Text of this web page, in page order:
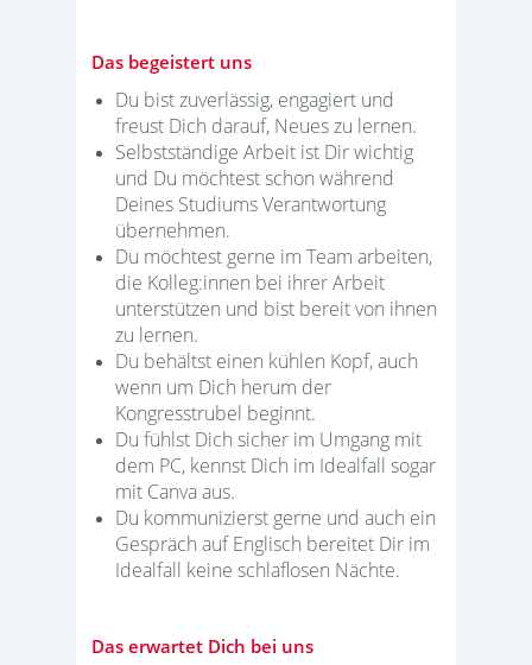
Das begeistert uns
Du bist zuverlässig, engagiert und
freust Dich darauf, Neues zu lernen.
Selbstständige Arbeit ist Dir wichtig
und Du möchtest schon während
Deines Studiums Verantwortung
übernehmen.
Du möchtest gerne im Team arbeiten,
die Kolleg:innen bei ihrer Arbeit
unterstützen und bist bereit von ihnen
zu lernen.
Du behältst einen kühlen Kopf, auch
wenn um Dich herum der
Kongresstrubel beginnt.
Du fühlst Dich sicher im Umgang mit
dem PC, kennst Dich im Idealfall sogar
mit Canva aus.
Du kommunizierst gerne und auch ein
Gespräch auf Englisch bereitet Dir im
Idealfall keine schlaflosen Nächte.
Das erwartet Dich bei uns